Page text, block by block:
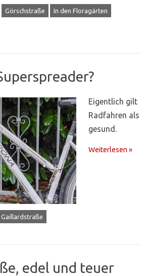
Görschstraße In den Floragärten
Eigentlich gilt
Radfahren als
gesund.
Weiterlesen »
Gaillardstraße
edel und teuer